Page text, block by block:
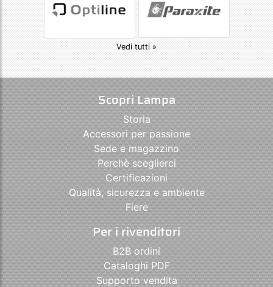
Vedi tutti »
Scopri Lampa
Storia
Accessori per passione
Sede e magazzino
Perchè sceglierci
Certificazioni
Qualità, sicurezza e ambiente
Fiere
Per i rivenditori
B2B ordini
Cataloghi PDF
Supporto vendita